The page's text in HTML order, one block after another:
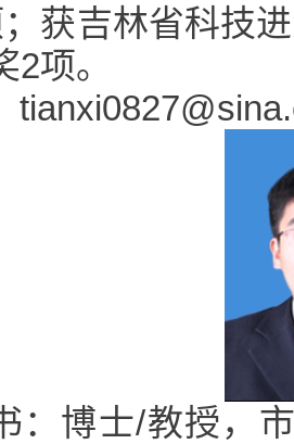
获吉林省科技
项。
：博士/教授，